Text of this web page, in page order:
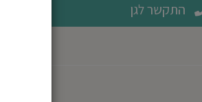
התקשר לגן